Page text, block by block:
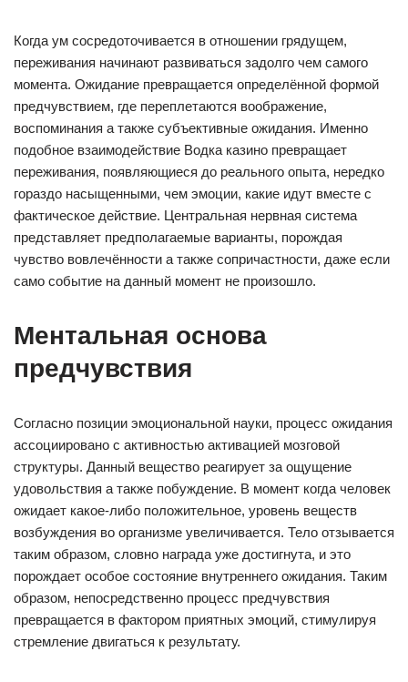
Когда ум сосредоточивается в отношении грядущем,
переживания начинают развиваться задолго чем самого
момента. Ожидание превращается определённой формой
предчувствием, где переплетаются воображение,
воспоминания а также субъективные ожидания. Именно
подобное взаимодействие Водка казино превращает
переживания, появляющиеся до реального опыта, нередко
гораздо насыщенными, чем эмоции, какие идут вместе с
фактическое действие. Центральная нервная система
представляет предполагаемые варианты, порождая
чувство вовлечённости а также сопричастности, даже если
само событие на данный момент не произошло.
Ментальная основа
предчувствия
Согласно позиции эмоциональной науки, процесс ожидания
ассоциировано с активностью активацией мозговой
структуры. Данный вещество реагирует за ощущение
удовольствия а также побуждение. В момент когда человек
ожидает какое-либо положительное, уровень веществ
возбуждения во организме увеличивается. Тело отзывается
таким образом, словно награда уже достигнута, и это
порождает особое состояние внутреннего ожидания. Таким
образом, непосредственно процесс предчувствия
превращается в фактором приятных эмоций, стимулируя
стремление двигаться к результату.